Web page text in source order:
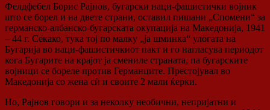
Фелдфебел Борис Рајнов, бугарски наци-фашистички војник
што се борел и на двете страни, оставил пишани „Спомени“ за
германско-албанско-бугарската окупација на Македонија, 1941
– 44 г. Секако, тука тој по малку „ја шминка“ улогата на
Бугарија во наци-фашистичкиот пакт и го нагласува периодот
кога Бугарите на крајот ја смениле страната, па бугарските
војници се бореле против Германците. Престојувал во
Македонија со жена сѝ и своите 2 мали ќерки.
Но, Рајнов говори и за неколку необични, непријатни и